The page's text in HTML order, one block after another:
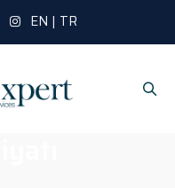
EN | TR